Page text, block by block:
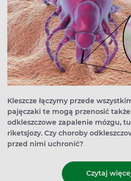
Kleszcze łączymy przede
pajęczaki te mogą przenosić
odkleszczowe zapalenie mózgu,
riketsjozy. Czy choroby
przed nimi uchronić?
Czytaj